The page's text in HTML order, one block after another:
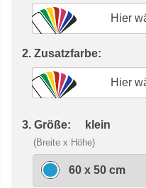
Hier
2. Zusatzfarbe:
Hier
3. Größe: klein
(Breite x Höhe)
60 x 50 cm